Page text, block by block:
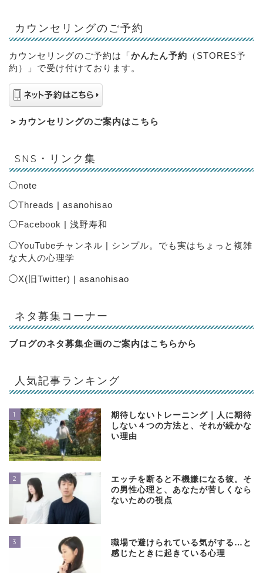
カウンセリングのご予約
カウンセリングのご予約は「かんたん予約 （STORES予
約）」で受け付けております。
＞ カウンセリングのご案内はこちら
SNS・リンク集
◯note
◯Threads | asanohisao
◯Facebook | 浅野寿和
◯YouTubeチャンネル | シンプル。でも実はちょっと複雑
な大人の心理学
◯X(旧Twitter) | asanohisao
ネタ募集コーナー
ブログのネタ募集企画のご案内はこちらから
人気記事ランキング
1
期待しないトレーニング｜人に期待
しない４つの方法と、それが続かな
い理由
2
エッチを断ると不機嫌になる彼。そ
の男性心理と、あなたが苦しくなら
ないための視点
3
職場で避けられている気がする…と
感じたときに起きている心理